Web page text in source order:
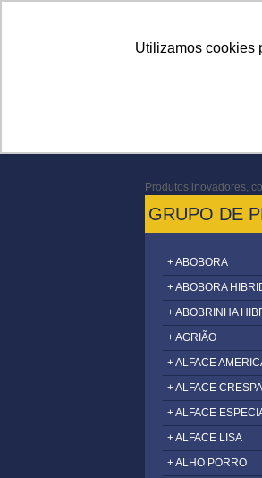
Utilizamos cookies
Produtos inovadores,
GRUPO DE
+ ABOBORA
+ ABOBORA
+ ABOBRINHA
+ AGRIÃO
+ ALFACE
+ ALFACE CRESPA
+ ALFACE
+ ALFACE LISA
+ ALHO PORRO